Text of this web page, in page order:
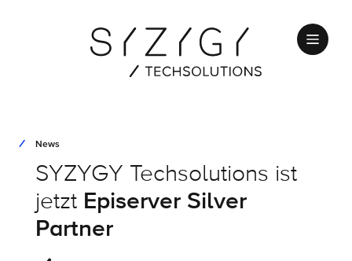
News
SYZYGY Techsolutions ist
jetzt Episerver Silver
Partner